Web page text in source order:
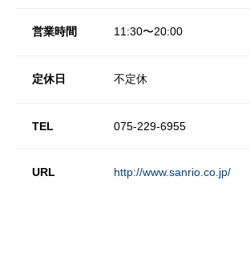
営業時間 11:30〜20:00
定休日 不定休
TEL 075-229-6955
URL http://www.sanrio.co.jp/